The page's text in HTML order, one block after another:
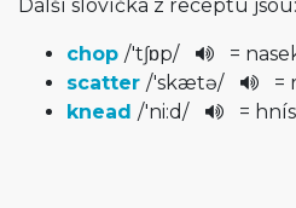
Další slovíčka z receptu jsou:
chop /'tʃɒp/
=
scatter /'skætə/
=
knead /'ni:d/ =